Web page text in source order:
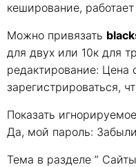
кеширование,
Можно привязать
для двух или 10к для
редактирование: Цена
зарегистрироваться,
Показать
Да, мой пароль:
Тема в разделе ”